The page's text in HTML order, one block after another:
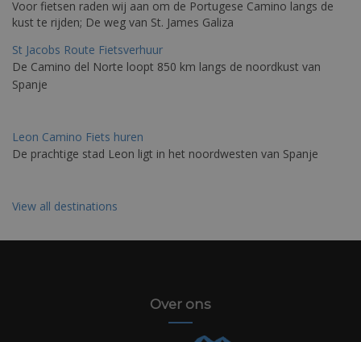
Voor fietsen raden wij aan om de Portugese Camino langs de
kust te rijden; De weg van St. James Galiza
St Jacobs Route Fietsverhuur
De Camino del Norte loopt 850 km langs de noordkust van
Spanje
Leon Camino Fiets huren
De prachtige stad Leon ligt in het noordwesten van Spanje
View all destinations
Over ons